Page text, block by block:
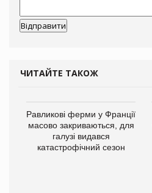
ЧИТАЙТЕ ТАКОЖ
Равликові ферми у Франції
масово закриваються, для
галузі видався
катастрофічний сезон